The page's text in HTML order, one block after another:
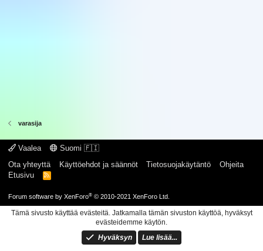
varasija
Vaalea
Suomi 🇫🇮
Ota yhteyttä
Käyttöehdot ja säännöt Tietosuojakäytäntö
Ohjeita
Etusivu
R
Forum software by XenForo® © 2010-2021 XenForo Ltd.
Tämä sivusto käyttää evästeitä. Jatkamalla tämän sivuston käyttöä, hyväksyt
evästeidemme käytön.
Hyväksyn
Lue lisää...